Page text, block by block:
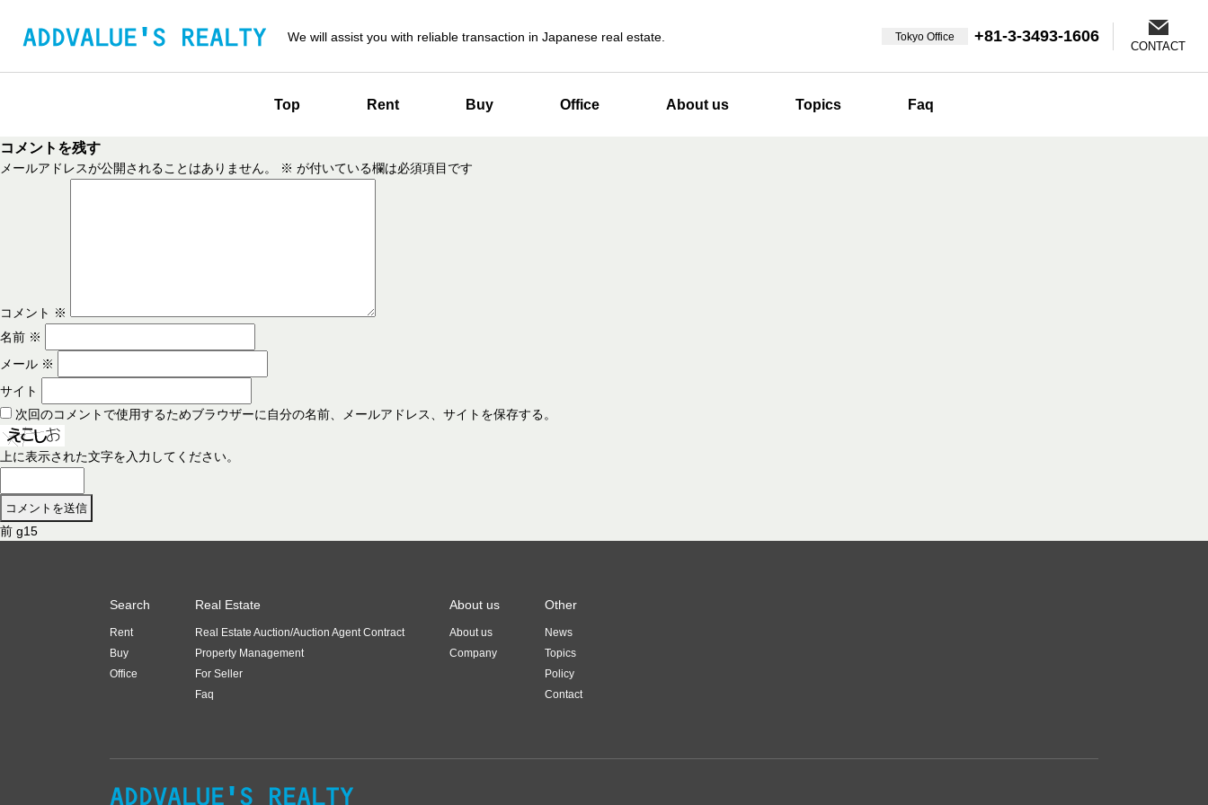
We will assist you with reliable transaction in Japanese real estate. Tokyo Office +81-3-3493-1606
CONTACT
Top Rent Buy Office About us Topics Faq
コメントを残す
メールアドレスが公開されることはありません。 ※ が付いている欄は必須項目です
コメント ※
名前 ※
メール ※
サイト
次回のコメントで使用するためブラウザーに自分の名前、メールアドレス、サイトを保存する。
上に表示された文字を入力してください。
投
前 前
g15
Search
Rent
Buy
Office
Real Estate
Real Estate Auction/Auction Agent Contract
Property Management
For Seller
Faq
About us
About us
Company
Other
News
Topics
Policy
Contact